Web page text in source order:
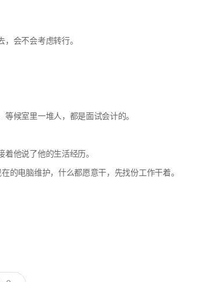
会不会考虑转行。
候室里一堆人，都是面试会计的。
他说了他的生活经历。
的电脑维护，什么都愿意干，先找份工作干着。